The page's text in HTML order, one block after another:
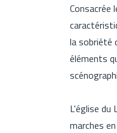
la sobriété
éléments
L'église du
marches